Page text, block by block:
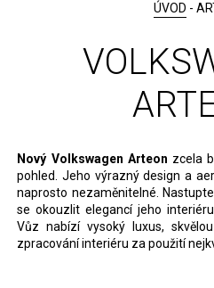
ÚVOD -
Nový Volkswagen Arteon zcela
pohled. Jeho výrazný design a
naprosto nezaměnitelné.
se okouzlit elegancí jeho
Vůz nabízí vysoký luxus,
zpracování interiéru za použití